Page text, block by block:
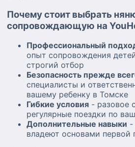
Почему стоит выбрать
сопровождающую на
Профессиональный
опыт сопровождения
строгий отбор
Безопасность прежде
специалисты и
вашему ребенку в Томске
Гибкие условия - разовое
регулярные поездки по
Дополнительные навыки -
владеют основами